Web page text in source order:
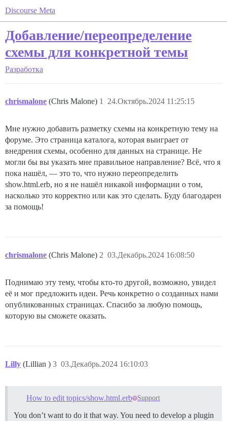
Discourse Meta
Добавление/переопределение
схемы для конкретной темы
Разработка
chrismalone (Chris Malone) 24.Октябрь.2024 11:25:15
1
Мне нужно добавить разметку схемы на конкретную тему на
форуме. Это страница каталога, которая выиграет от
внедрения схемы, особенно для данных на странице. Не
могли бы вы указать мне правильное направление? Всё, что я
пока нашёл, — это то, что нужно переопределить
show.html.erb, но я не нашёл никакой информации о том,
насколько это корректно или как это сделать. Буду благодарен
за помощь!
chrismalone (Chris Malone) 03.Декабрь.2024 16:08:50
2
Поднимаю эту тему, чтобы кто-то другой, возможно, увидел
её и мог предложить идеи. Речь конкретно о созданных нами
опубликованных страницах. Спасибо за любую помощь,
которую вы сможете оказать.
Lilly (Lillian ) 03.Декабрь.2024 16:10:03
3
How to edit topics/show.html.erb Support
You don’t want to do it that way. You need to develop a plugin